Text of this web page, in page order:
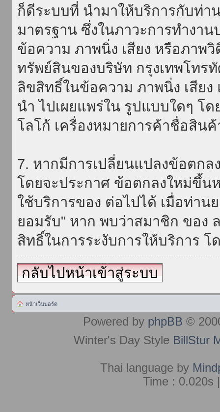
ก็ดีระบบที่ นำมาให้บริการกับท่
มาตรฐาน ซึ่งในภาวะการทำงา
ข้อความ ภาพนิ่ง เสียง หรือภาพ
ทรัพย์สินของบริษัท กรุงเทพโทร
ลิขสิทธิ์ในข้อความ ภาพนิ่ง เสีย
นำ ไปเผยแพร่ใน รูปแบบใดๆ โ
โลโก้ เครื่องหมายการค้าชื่อสิน
7. หากมีการเปลี่ยนแปลงข้อตกล
โดยจะประกาศ ข้อตกลงใหม่ขึ้น
ใช้บริการของ ต่อไปได้ เมื่อท่า
ยอมรับ" หาก พบว่าสมาชิก ของ
สิทธิ์ในการระงับการให้บริการ
กลับไปหน้าเข้าสู่ระบบ
หน้าเว็บบอร์ด
Powered by phpBB ©
Winter's Day Style BillStur
Thai language by
Time : 0.020s